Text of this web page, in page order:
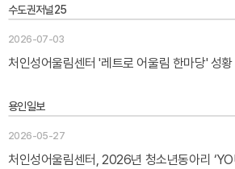
수도권저널25
2026-07-03
처인성어울림센터 '레트로 어울림 한마당' 성황
용인일보
2026-05-27
처인성어울림센터, 2026년 청소년동아리